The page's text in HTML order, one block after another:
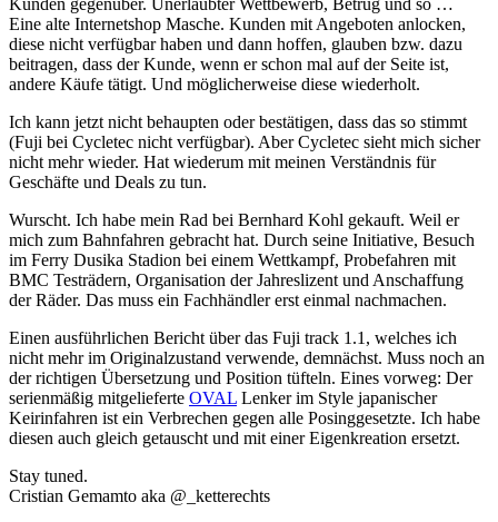
Eine alte Internetshop Masche. Kunden mit Angeboten anlocken,
diese nicht verfügbar haben und dann hoffen, glauben bzw. dazu
beitragen, dass der Kunde, wenn er schon mal auf der Seite ist,
andere Käufe tätigt. Und möglicherweise diese wiederholt.
Ich kann jetzt nicht behaupten oder bestätigen, dass das so stimmt
(Fuji bei Cycletec nicht verfügbar). Aber Cycletec sieht mich sicher
nicht mehr wieder. Hat wiederum mit meinen Verständnis für
Geschäfte und Deals zu tun.
Wurscht. Ich habe mein Rad bei Bernhard Kohl gekauft. Weil er
mich zum Bahnfahren gebracht hat. Durch seine Initiative, Besuch
im Ferry Dusika Stadion bei einem Wettkampf, Probefahren mit
BMC Testrädern, Organisation der Jahreslizent und Anschaffung
der Räder. Das muss ein Fachhändler erst einmal nachmachen.
Einen ausführlichen Bericht über das Fuji track 1.1, welches ich
nicht mehr im Originalzustand verwende, demnächst. Muss noch an
der richtigen Übersetzung und Position tüfteln. Eines vorweg: Der
serienmäßig mitgelieferte OVAL Lenker im Style japanischer
Keirinfahren ist ein Verbrechen gegen alle Posinggesetzte. Ich habe
diesen auch gleich getauscht und mit einer Eigenkreation ersetzt.
Stay tuned.
Cristian Gemamto aka @_ketterechts